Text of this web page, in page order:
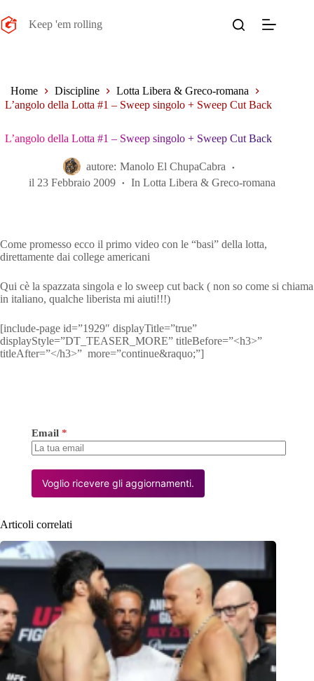
al
contenuto
Keep 'em rolling
Home Discipline
Lotta Libera & Greco-romana
L’angolo della Lotta #1 – Sweep singolo + Sweep Cut Back
L’angolo della Lotta #1 – Sweep singolo + Sweep Cut Back
autore: Manolo El ChupaCabra
il 23 Febbraio 2009 In Lotta Libera & Greco-romana
Come promesso ecco il primo video con le “basi” della lotta,
direttamente dai college americani
Qui cè la spazzata singola e lo sweep cut back ( non so come si chiama
in italiano, qualche liberista mi aiuti!!!)
[include-page id=”1929″ displayTitle=”true”
displayStyle=”DT_TEASER_MORE” titleBefore=”<h3>”
titleAfter=”</h3>” more=”continue&raquo;”]
Email *
Voglio ricevere gli aggiornamenti.
Articoli correlati